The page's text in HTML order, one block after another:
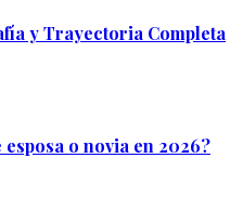
y Trayectoria Completa
o novia en 2026?